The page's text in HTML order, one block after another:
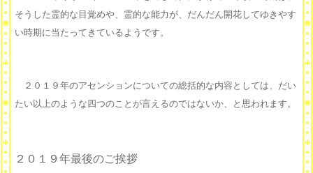
そうした霊的な目覚めや、霊的な能力が、だんだん開花してゆきやす
い時期に当たってきているようです。
２０１９年のアセンションについての総括的な内容としては、だい
たい以上のような四つのことが言えるのではないか、と思われます。
２０１９年最後のご挨拶